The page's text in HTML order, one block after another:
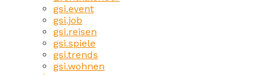
gsi.event
gsi.job
gsi.reisen
gsi.spiele
gsi.trends
gsi.wohnen